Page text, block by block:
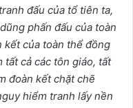
đấu của tổ tiên ta,
phấn đấu của toàn
kết của toàn thể đồng
tất cả các tôn giáo, tất
đoàn kết chặt chẽ
hiểm tranh lấy nền